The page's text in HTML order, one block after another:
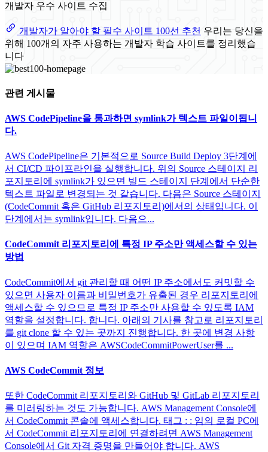
개발자 우수 사이트 수집
개발자가 알아야 할 필수 사이트 100선 추천 우리는 당신을
위해 100개의 자주 사용하는 개발자 학습 사이트를 정리했습
니다
관련 게시물
AWS CodePipeline을 통과하면 symlink가 텍스트 파일이됩니
다.
AWS CodePipeline은 기본적으로 Source Build Deploy 3단계에
서 CI/CD 파이프라인을 실행합니다. 위의 Source 스테이지 리
포지토리에 symlink가 있으면 빌드 스테이지 단계에서 단순한
텍스트 파일로 변경되는 것 같습니다. 다음은 Source 스테이지
(CodeCommit 혹은 GitHub 리포지토리)에서의 상태입니다. 이
단계에서는 symlink입니다. 다음으...
CodeCommit 리포지토리에 특정 IP 주소만 액세스할 수 있는
방법
CodeCommit에서 git 관리할 때 어떤 IP 주소에서도 커밋할 수
있으면 사용자 이름과 비밀번호가 유출된 경우 리포지토리에
액세스할 수 있으므로 특정 IP 주소만 사용할 수 있도록 IAM
역할을 설정합니다. 합니다. 아래의 기사를 참고로 리포지토리
를 git clone 할 수 있는 곳까지 진행합니다. 한 곳에 변경 사항
이 있으며 IAM 역할은 AWSCodeCommitPowerUser를 ...
AWS CodeCommit 정보
또한 CodeCommit 리포지토리와 GitHub 및 GitLab 리포지토리
를 미러링하는 것도 가능합니다. AWS Management Console에
서 CodeCommit 콘솔에 액세스합니다. 태그 : : 임의 로컬 PC에
서 CodeCommit 리포지토리에 연결하려면 AWS Management
Console에서 Git 자격 증명을 만들어야 합니다. AWS